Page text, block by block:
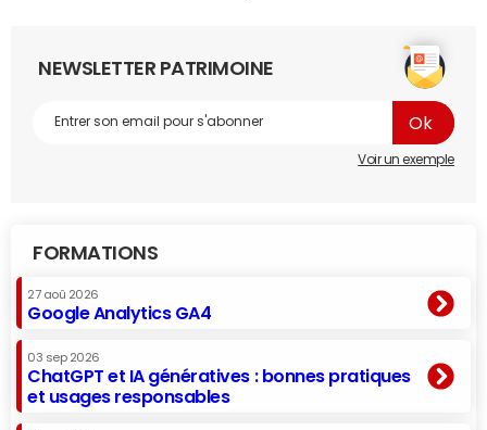
NEWSLETTER PATRIMOINE
Voir un exemple
FORMATIONS
27 aoû 2026
Google Analytics GA4
03 sep 2026
ChatGPT et IA génératives : bonnes pratiques
et usages responsables